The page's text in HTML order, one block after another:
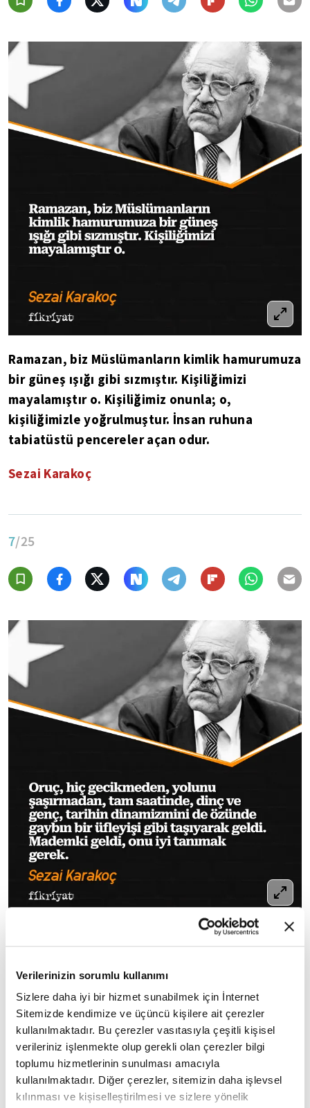
Verilerinizin sorumlu kullanımı
Sizlere daha iyi bir hizmet sunabilmek için İnternet
Sitemizde kendimize ve üçüncü kişilere ait çerezler
kullanılmaktadır. Bu çerezler vasıtasıyla çeşitli kişisel
verileriniz işlenmekte olup gerekli olan çerezler bilgi
toplumu hizmetlerinin sunulması amacıyla
kullanılmaktadır. Diğer çerezler, sitemizin daha işlevsel
kılınması ve kişiselleştirilmesi ve sizlere yönelik
Ramazan, biz Müslümanların kimlik hamurumuza
bir güneş ışığı gibi sızmıştır. Kişiliğimizi
mayalamıştır o. Kişiliğimiz onunla; o,
kişiliğimizle yoğrulmuştur. İnsan ruhuna
tabiatüstü pencereler açan odur.
Sezai Karakoç
7/25
Oruç, hiç gecikmeden, yolunu şaşırmadan, tam
özünde gaybın bir üfleyişi gibi taşıyarak geldi.
Mademki geldi, onu iyi tanımak gerek.
Sezai Karakoç
/25